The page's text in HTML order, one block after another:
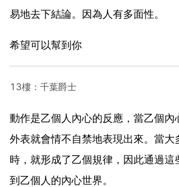
易地去下結論。因為人有多面性。
希望可以幫到你
13樓：千葉爵士
動作是乙個人內心的反應，當乙個內
外表就會情不自禁地表現出來。當大
時，就形成了乙個規律，因此通過這
到乙個人的內心世界。